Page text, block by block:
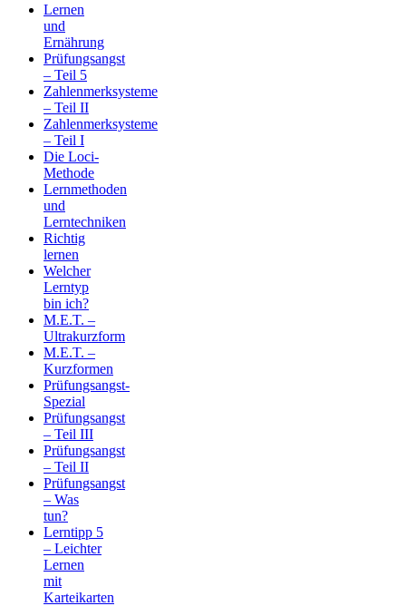
Lernen
und
Ernährung
Prüfungsangst
– Teil 5
Zahlenmerksysteme
– Teil II
Zahlenmerksysteme
– Teil I
Die Loci-
Methode
Lernmethoden
und
Lerntechniken
Richtig
lernen
Welcher
Lerntyp
bin ich?
M.E.T. –
Ultrakurzform
M.E.T. –
Kurzformen
Prüfungsangst-
Spezial
Prüfungsangst
– Teil III
Prüfungsangst
– Teil II
Prüfungsangst
– Was
tun?
Lerntipp 5
– Leichter
Lernen
mit
Karteikarten